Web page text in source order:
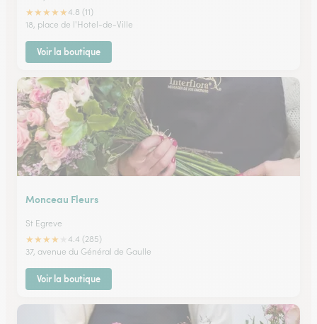
★★★★★4.8 (11)
18, place de l'Hotel-de-Ville
Voir la boutique
Monceau Fleurs
St Egreve
★★★★
4.4 (285)
37, avenue du Général de Gaulle
Voir la boutique